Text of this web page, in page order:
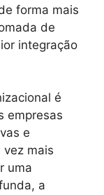
forma mais
de
integração
é
empresas
e
vez mais
uma
a